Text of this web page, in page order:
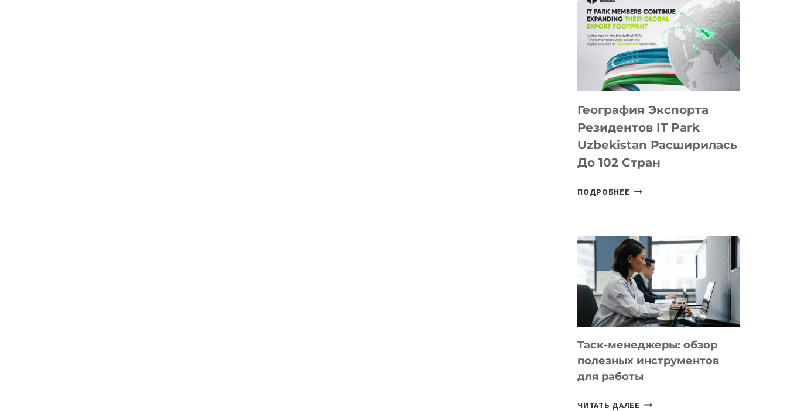
ПОЯВЯТСЯ
НОВЫЕ
ПРЕДМЕТЫ
ПО
ИСКУССТВЕННОМУ
ИНТЕЛЛЕКТУ
География Экспорта
Резидентов IT Park
Uzbekistan Расширилась
До 102 Стран
ПОДРОБНЕЕ ГЕОГРАФИЯ
PARK
UZBEKISTAN
РАСШИРИЛАСЬ
ДО
102
СТРАН
Таск-менеджеры: обзор
полезных инструментов
для работы
ЧИТАТЬ ДАЛЕЕ ТАСК-